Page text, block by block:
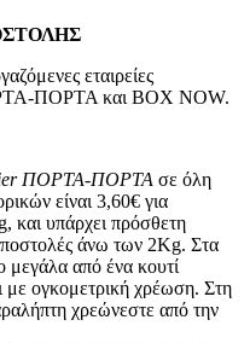
εταιρείες
ΠΟΡΤΑ και BOX NOW.
ΠΟΡΤΑ-ΠΟΡΤΑ σε όλη
είναι 3,60€ για
και υπάρχει πρόσθετη
άνω των 2Κg. Στα
μεγάλα από ένα κουτί
με ογκομετρική χρέωση. Στη
χρεώνεστε από την